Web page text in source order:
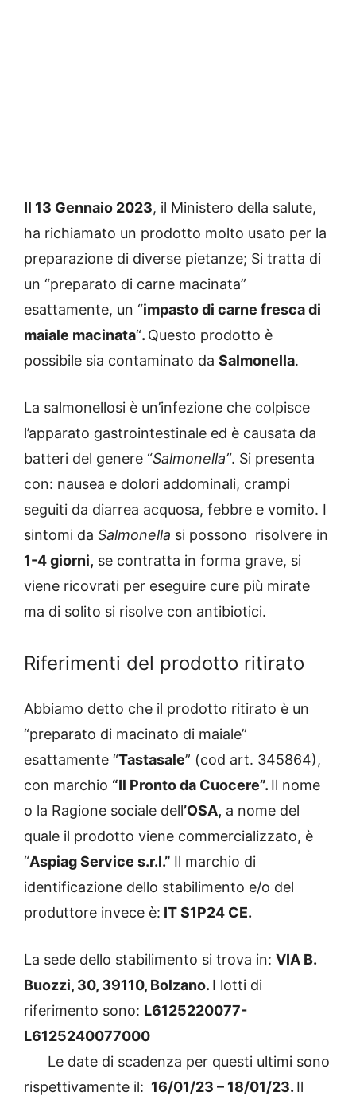
Il 13 Gennaio 2023, il Ministero della salute,
ha richiamato un prodotto molto usato per la
preparazione di diverse pietanze; Si tratta di
un “preparato di carne macinata”
esattamente, un “impasto di carne fresca di
maiale macinata“. Questo prodotto è
possibile sia contaminato da Salmonella.
La salmonellosi è un’infezione che colpisce
l’apparato gastrointestinale ed è causata da
batteri del genere “Salmonella”. Si presenta
con: nausea e dolori addominali, crampi
seguiti da diarrea acquosa, febbre e vomito. I
sintomi da Salmonella si possono risolvere in
1-4 giorni, se contratta in forma grave, si
viene ricovrati per eseguire cure più mirate
ma di solito si risolve con antibiotici.
Riferimenti del prodotto ritirato
Abbiamo detto che il prodotto ritirato è un
“preparato di macinato di maiale”
esattamente “Tastasale” (cod art. 345864),
con marchio “Il Pronto da Cuocere”. Il nome
o la Ragione sociale dell’OSA, a nome del
quale il prodotto viene commercializzato, è
“Aspiag Service s.r.l.” Il marchio di
identificazione dello stabilimento e/o del
produttore invece è: IT S1P24 CE.
La sede dello stabilimento si trova in: VIA B.
Buozzi, 30, 39110, Bolzano. I lotti di
riferimento sono: L6125220077-
L6125240077000
Le date di scadenza per questi ultimi sono
rispettivamente il: 16/01/23 – 18/01/23. Il